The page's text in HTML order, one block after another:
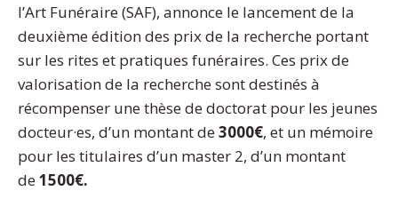
l’Art Funéraire (SAF), annonce le lancement de la
deuxième édition des prix de la recherche portant
sur les rites et pratiques funéraires. Ces prix de
valorisation de la recherche sont destinés à
récompenser une thèse de doctorat pour les jeunes
docteur·es, d’un montant de3000€, et un mémoire
pour les titulaires d’un master 2, d’un montant
de1500€.